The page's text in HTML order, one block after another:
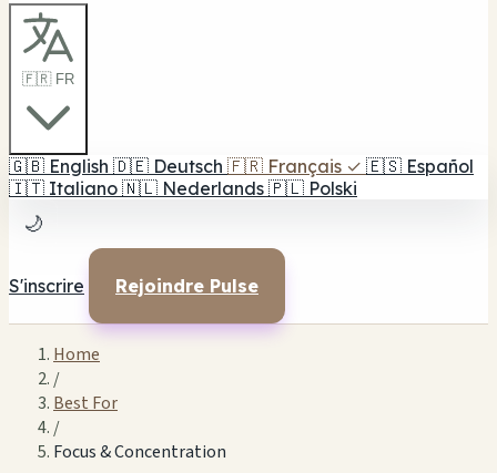
🇫🇷 FR
🇬🇧 English 🇩🇪 Deutsch 🇫🇷 Français ✓ 🇪🇸 Español
🇮🇹 Italiano 🇳🇱 Nederlands 🇵🇱 Polski
🌙
S'inscrire Rejoindre Pulse
Home
/
Best For
/
Focus & Concentration